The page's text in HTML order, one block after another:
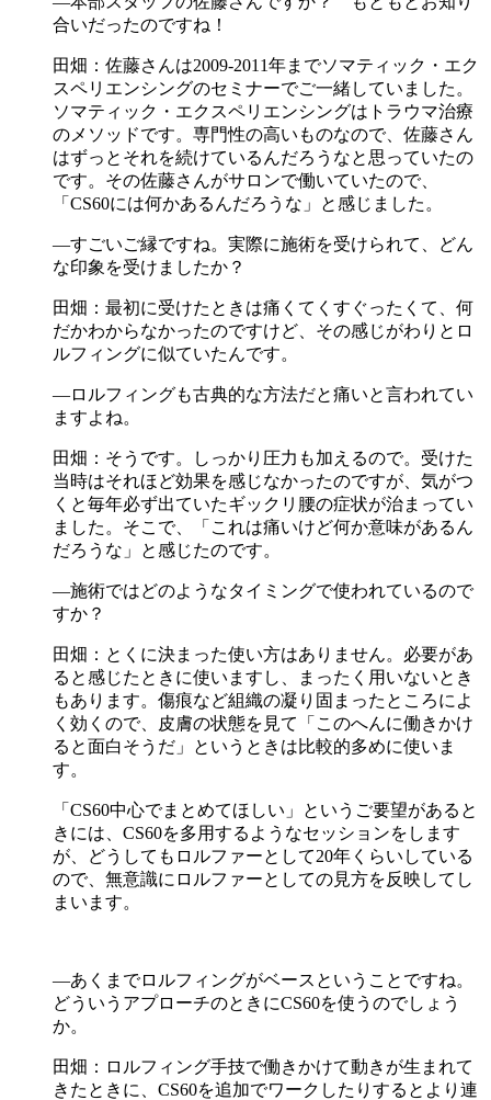
合いだったのですね！
田畑：佐藤さんは2009-2011年までソマティック・エク
スペリエンシングのセミナーでご一緒していました。
ソマティック・エクスペリエンシングはトラウマ治療
のメソッドです。専門性の高いものなので、佐藤さん
はずっとそれを続けているんだろうなと思っていたの
です。その佐藤さんがサロンで働いていたので、
「CS60には何かあるんだろうな」と感じました。
―すごいご縁ですね。実際に施術を受けられて、どん
な印象を受けましたか？
田畑：最初に受けたときは痛くてくすぐったくて、何
だかわからなかったのですけど、その感じがわりとロ
ルフィングに似ていたんです。
―ロルフィングも古典的な方法だと痛いと言われてい
ますよね。
田畑：そうです。しっかり圧力も加えるので。受けた
当時はそれほど効果を感じなかったのですが、気がつ
くと毎年必ず出ていたギックリ腰の症状が治まってい
ました。そこで、「これは痛いけど何か意味があるん
だろうな」と感じたのです。
―施術ではどのようなタイミングで使われているので
すか？
田畑：とくに決まった使い方はありません。必要があ
ると感じたときに使いますし、まったく用いないとき
もあります。傷痕など組織の凝り固まったところによ
く効くので、皮膚の状態を見て「このへんに働きかけ
ると面白そうだ」というときは比較的多めに使いま
す。
「CS60中心でまとめてほしい」というご要望があると
きには、CS60を多用するようなセッションをします
が、どうしてもロルファーとして20年くらいしている
ので、無意識にロルファーとしての見方を反映してし
まいます。
―あくまでロルフィングがベースということですね。
どういうアプローチのときにCS60を使うのでしょう
か。
田畑：ロルフィング手技で働きかけて動きが生まれて
きたときに、CS60を追加でワークしたりするとより連